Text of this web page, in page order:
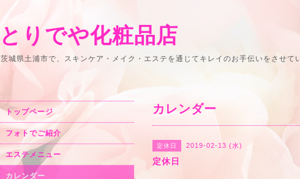
とりでや化粧品店
茨城県土浦市で、スキンケア・メイク・エステを通じてキレイのお手伝いをさせて
カレンダー
定休日 2019-02-13 (水)
定休日
トップページ
フォトでご紹介
エステメニュー
カレンダー